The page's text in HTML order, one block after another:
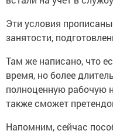
Эти условия
занятости,
Там же написано, что
время, но более
полноценную рабочую
также сможет
Напомним, сейчас